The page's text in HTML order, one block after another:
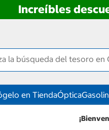
Increíbles
en TiendaÓptica